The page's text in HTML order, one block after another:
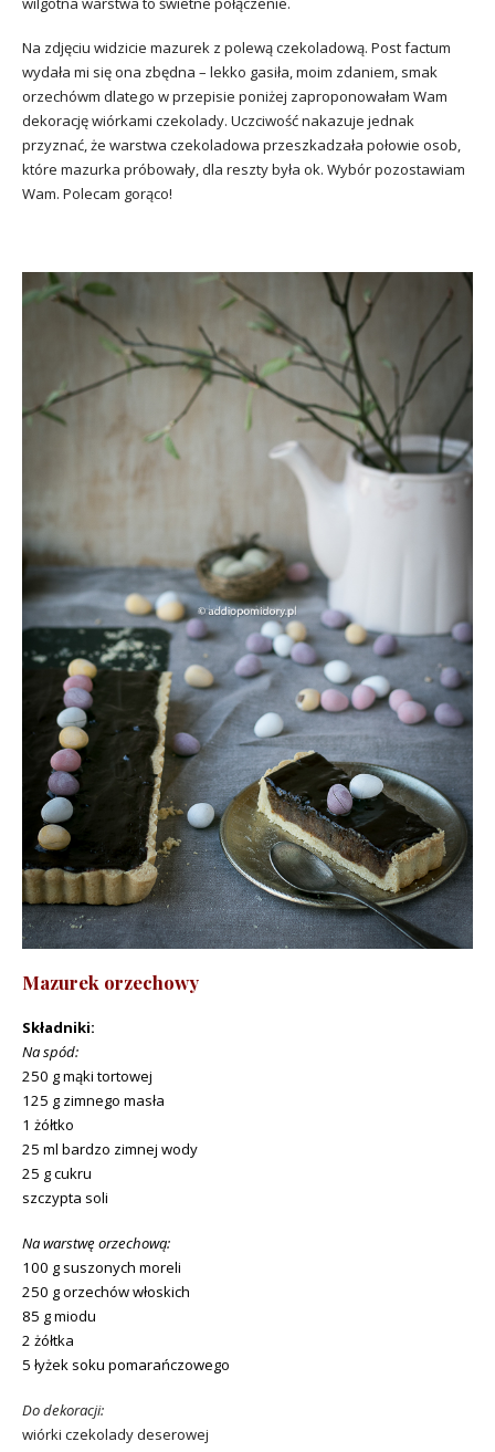
Na zdjęciu widzicie mazurek z polewą czekoladową. Post factum
wydała mi się ona zbędna – lekko gasiła, moim zdaniem, smak
orzechówm dlatego w przepisie poniżej zaproponowałam Wam
dekorację wiórkami czekolady. Uczciwość nakazuje jednak
przyznać, że warstwa czekoladowa przeszkadzała połowie osob,
które mazurka próbowały, dla reszty była ok. Wybór pozostawiam
Wam. Polecam gorąco!
Mazurek orzechowy
Składniki:
Na spód:
250 g mąki tortowej
125 g zimnego masła
1 żółtko
25 ml bardzo zimnej wody
25 g cukru
szczypta soli
Na warstwę orzechową:
100 g suszonych moreli
250 g orzechów włoskich
85 g miodu
2 żółtka
5 łyżek soku pomarańczowego
Do dekoracji:
wiórki czekolady deserowej